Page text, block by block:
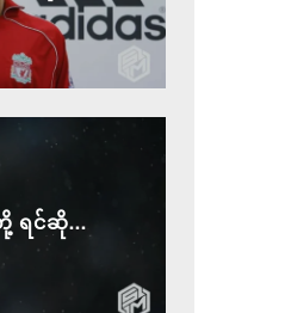
ရင်ဆို...